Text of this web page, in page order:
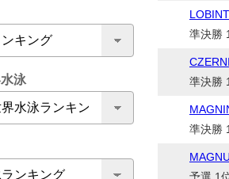
泳
準決勝
準決勝
準決勝